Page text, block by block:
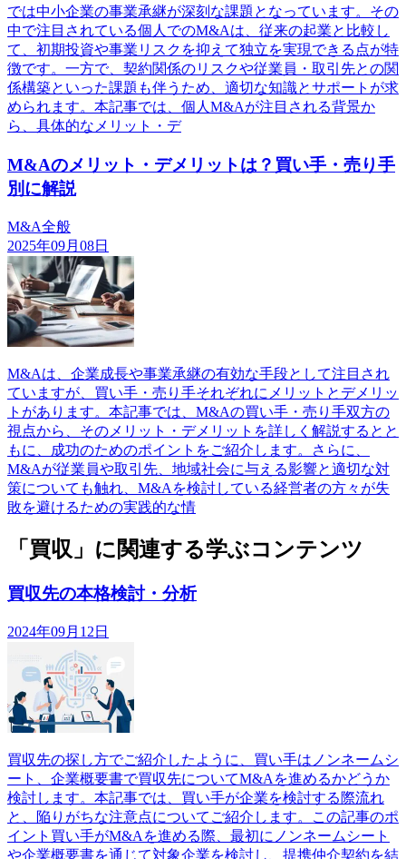
では中小企業の事業承継が深刻な課題となっています。その
中で注目されている個人でのM&Aは、従来の起業と比較し
て、初期投資や事業リスクを抑えて独立を実現できる点が特
徴です。一方で、契約関係のリスクや従業員・取引先との関
係構築といった課題も伴うため、適切な知識とサポートが求
められます。本記事では、個人M&Aが注目される背景か
ら、具体的なメリット・デ
M&Aのメリット・デメリットは？買い手・売り手
別に解説
M&A全般
2025年09月08日
M&Aは、企業成長や事業承継の有効な手段として注目され
ていますが、買い手・売り手それぞれにメリットとデメリッ
トがあります。本記事では、M&Aの買い手・売り手双方の
視点から、そのメリット・デメリットを詳しく解説するとと
もに、成功のためのポイントをご紹介します。さらに、
M&Aが従業員や取引先、地域社会に与える影響と適切な対
策についても触れ、M&Aを検討している経営者の方々が失
敗を避けるための実践的な情
「買収」に関連する学ぶコンテンツ
買収先の本格検討・分析
2024年09月12日
買収先の探し方でご紹介したように、買い手はノンネームシ
ート、企業概要書で買収先についてM&Aを進めるかどうか
検討します。本記事では、買い手が企業を検討する際流れ
と、陥りがちな注意点についてご紹介します。この記事のポ
イント買い手がM&Aを進める際、最初にノンネームシート
や企業概要書を通じて対象企業を検討し、提携仲介契約を結